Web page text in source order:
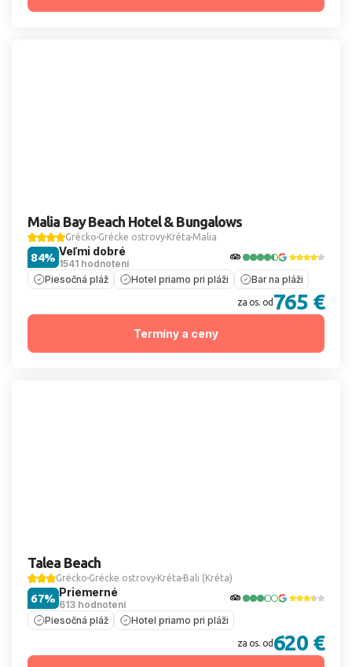
Malia Bay Beach Hotel & Bungalows
Grécko Grécke ostrovy Kréta Malia
Veľmi dobré
1541 hodnotení
84%
Piesočná pláž Hotel priamo pri pláži Bar na pláži
za os. od 765 €
Termíny a ceny
Talea Beach
Grécko Grécke ostrovy Kréta Bali (Kréta)
Priemerné
613 hodnotení
67%
Piesočná pláž Hotel priamo pri pláži
za os. od 620 €